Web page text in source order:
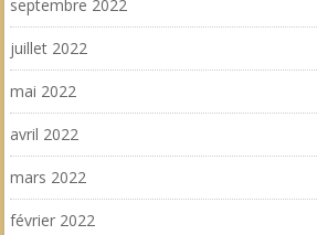
septembre 2022
juillet 2022
mai 2022
avril 2022
mars 2022
février 2022